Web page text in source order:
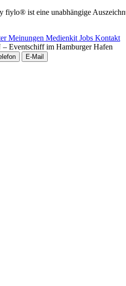
fiylo® ist eine unabhängige
Meinungen Medienkit Jobs Kontakt
Eventschiff im Hamburger Hafen
E-Mail